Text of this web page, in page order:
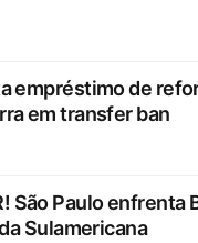
empréstimo de
em transfer ban
São Paulo enfrenta
Sulamericana